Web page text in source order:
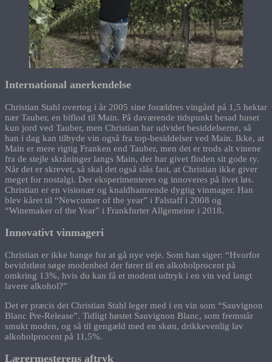
International anerkendelse
Christian Stahl overtog i år 2005 sine forældres vingård på 1,5 hektar
nær Tauber, en biflod til Main. På daværende tidspunkt besad huset
kun jord ved Tauber, men Christian har udvidet besiddelserne, så
han i dag kan tilbyde vin også fra top-besiddelser ved Main. Ikke, at
Main er mere rigtig Franken end Tauber, men det er trods alt vinene
fra de stejle skråninger langs Main, der har givet floden sit gode ry.
Når det er skrevet, så skal det også slås fast, at Christian ikke giver
meget for nostalgi. Der eksperimenteres og innoveres på livet løs.
Christian er en visionær og knaldhamrende dygtig vinmager. Han
blev kåret til “Newcomer of the year” i Falstaff i 2008 og
“Winemaker of the Year” i Frankfurter Allgemeine i 2018.
Innovativt vinmageri
Christian er ikke bange for at gå nye veje. Som han siger: “Hvorfor
bevidstløst søge modenhed der fører til en alkoholprocent på
omkring 13%, hvis du kan få et modent udtryk i en vin ved langt
lavere alkohol?”
Det er præcis det Christian Stahl leger med i en vin som “Sauvignon
Blanc Pre-Release”. Tidligt høstet Sauvignon Blanc, som fremstår
smukt moden, og så til gengæld med en skøn, drikkevenlig lav
alkoholprocent på 11,5%.
Lærermesterens aftryk